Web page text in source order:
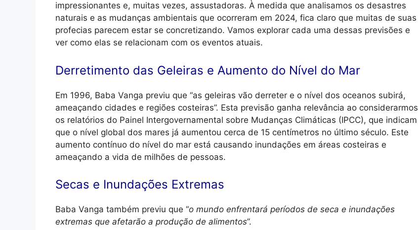
impressionantes e, muitas vezes, assustadoras. À medida que analisamos os desastres
naturais e as mudanças ambientais que ocorreram em 2024, fica claro que muitas de suas
profecias parecem estar se concretizando. Vamos explorar cada uma dessas previsões e
ver como elas se relacionam com os eventos atuais.
Derretimento das Geleiras e Aumento do Nível do Mar
Em 1996, Baba Vanga previu que “as geleiras vão derreter e o nível dos oceanos subirá,
ameaçando cidades e regiões costeiras”. Esta previsão ganha relevância ao considerarmos
os relatórios do Painel Intergovernamental sobre Mudanças Climáticas (IPCC), que indicam
que o nível global dos mares já aumentou cerca de 15 centímetros no último século. Este
aumento contínuo do nível do mar está causando inundações em áreas costeiras e
ameaçando a vida de milhões de pessoas.
Secas e Inundações Extremas
Baba Vanga também previu que “o mundo enfrentará períodos de seca e inundações
extremas que afetarão a produção de alimentos”.